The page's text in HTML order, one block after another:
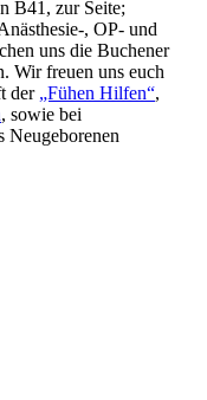
B41, zur Seite;
, OP- und
uns die Buchener
Wir freuen uns euch
der „Fühen Hilfen“,
, sowie bei
Neugeborenen